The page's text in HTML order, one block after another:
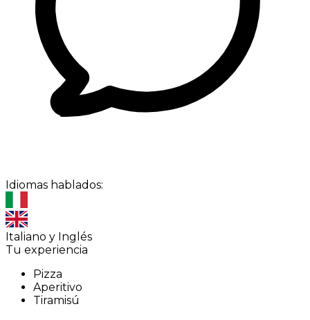
Idiomas hablados:
Italiano y Inglés
Tu experiencia
Pizza
Aperitivo
Tiramisú